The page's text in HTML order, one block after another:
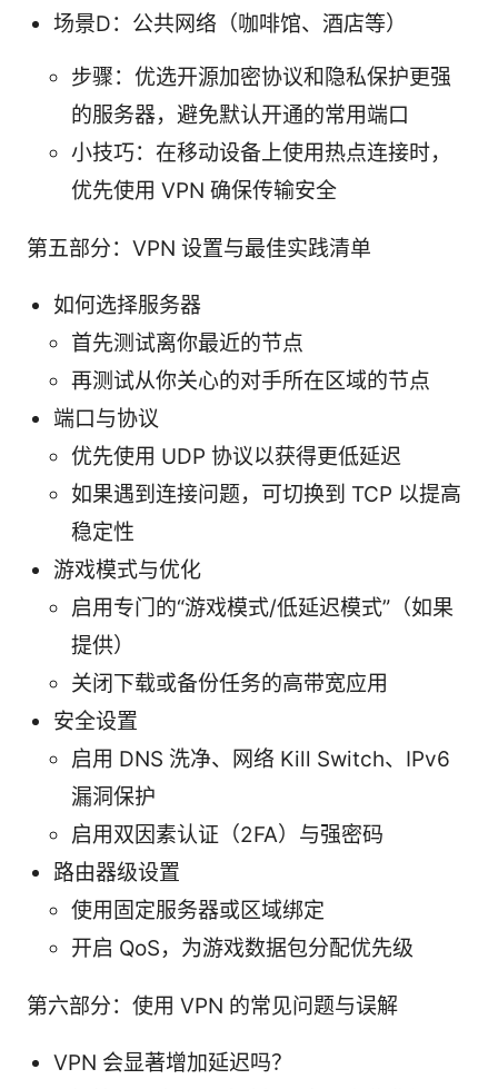
场景D：公共网络（咖啡馆、酒店等）
步骤：优选开源加密协议和隐私保护更强
的服务器，避免默认开通的常用端口
小技巧：在移动设备上使用热点连接时，
优先使用 VPN 确保传输安全
第五部分：VPN 设置与最佳实践清单
如何选择服务器
首先测试离你最近的节点
再测试从你关心的对手所在区域的节点
端口与协议
优先使用 UDP 协议以获得更低延迟
如果遇到连接问题，可切换到 TCP 以提高
稳定性
游戏模式与优化
启用专门的“游戏模式/低延迟模式”（如果
提供）
关闭下载或备份任务的高带宽应用
安全设置
启用 DNS 洗净、网络 Kill Switch、IPv6
漏洞保护
启用双因素认证（2FA）与强密码
路由器级设置
使用固定服务器或区域绑定
开启 QoS，为游戏数据包分配优先级
第六部分：使用 VPN 的常见问题与误解
VPN 会显著增加延迟吗？